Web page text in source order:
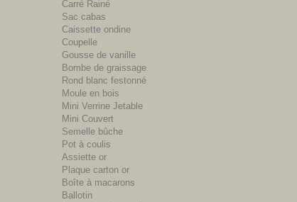
Carré Rainé
Sac cabas
Caissette ondine
Coupelle
Gousse de vanille
Bombe de graissage
Rond blanc festonné
Moule en bois
Mini Verrine Jetable
Mini Couvert
Semelle bûche
Pot à coulis
Assiette or
Plaque carton or
Boîte à macarons
Ballotin